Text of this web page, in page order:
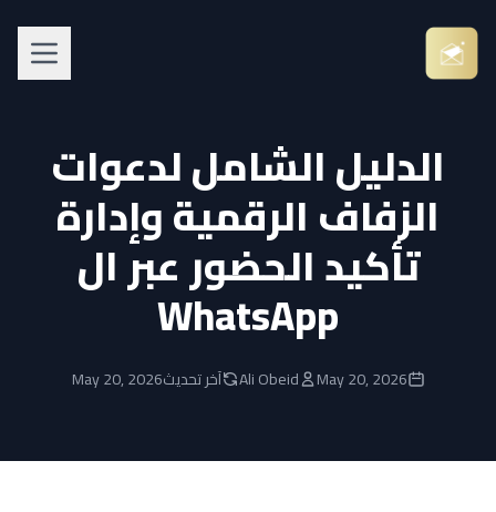
الدليل الشامل لدعوات
الزفاف الرقمية وإدارة
تأكيد الحضور عبر ال
WhatsApp
May 20, 2026
Ali Obeid آخر تحديثMay 20, 2026